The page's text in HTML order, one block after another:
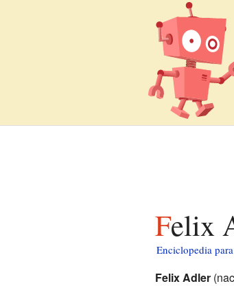
Felix
Enciclopedia
Felix Adler